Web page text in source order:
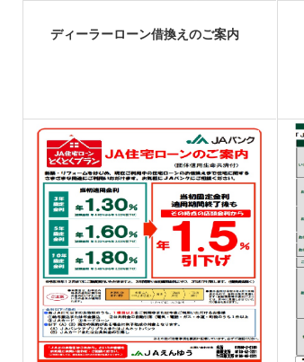
ディーラーローン借換えのご案内